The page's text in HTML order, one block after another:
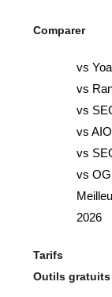
Comparer
vs
vs
vs
vs
vs
vs
2026
Tarifs
Outils gratuits